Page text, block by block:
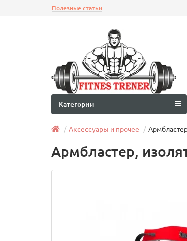
Полезные статьи
Категории
Аксессуары и прочее
Армбластер,